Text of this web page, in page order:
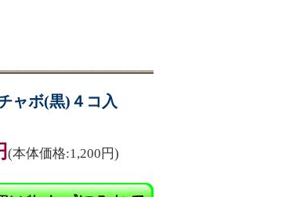
ャボ(黒)４コ入
(本体価格:1,200円)